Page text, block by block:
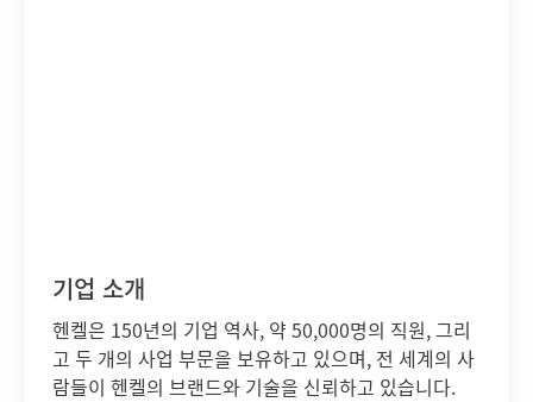
기업 소개
헨켈은 150년의 기업 역사, 약 50,000명의 직원, 그리
고 두 개의 사업 부문을 보유하고 있으며, 전 세계의 사
람들이 헨켈의 브랜드와 기술을 신뢰하고 있습니다.